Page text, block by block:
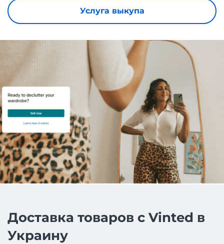
Услуга выкупа
Доставка товаров с Vinted в
Украину